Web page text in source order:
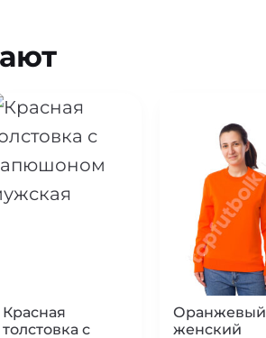
Красная
толстовка с
Оранжевый
женский